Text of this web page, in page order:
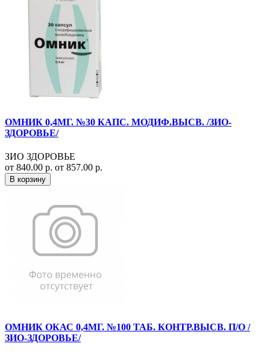
ОМНИК 0,4МГ. №30 КАПС. МОДИФ.ВЫСВ. /ЗИО-
ЗДОРОВЬЕ/
ЗИО ЗДОРОВЬЕ
от 840.00 р. от 857.00 р.
В корзину
ОМНИК ОКАС 0,4МГ. №100 ТАБ. КОНТР.ВЫСВ. П/О /
ЗИО-ЗДОРОВЬЕ/